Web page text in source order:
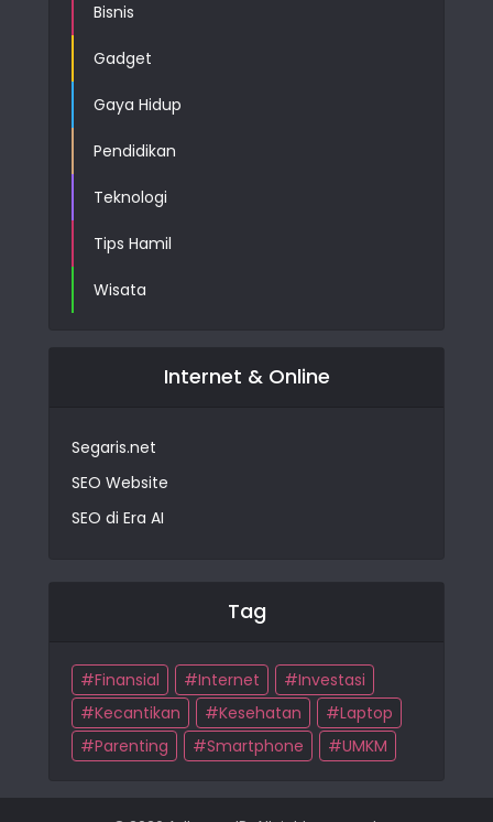
Bisnis
Gadget
Gaya Hidup
Pendidikan
Teknologi
Tips Hamil
Wisata
Internet & Online
Segaris.net
SEO Website
SEO di Era AI
Tag
Finansial Internet
Investasi
Kecantikan
Kesehatan
Laptop
Parenting
Smartphone UMKM